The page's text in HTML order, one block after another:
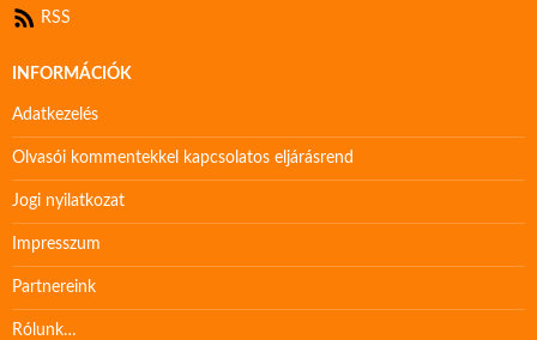
RSS
INFORMÁCIÓK
Adatkezelés
Olvasói kommentekkel kapcsolatos eljárásrend
Jogi nyilatkozat
Impresszum
Partnereink
Rólunk…